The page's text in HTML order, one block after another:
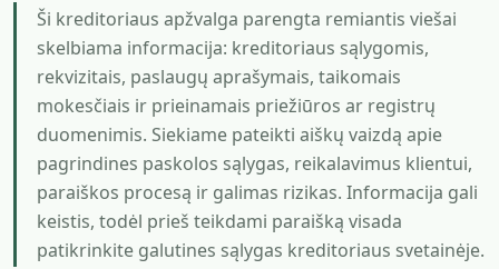
Ši kreditoriaus apžvalga parengta remiantis viešai
skelbiama informacija: kreditoriaus sąlygomis,
rekvizitais, paslaugų aprašymais, taikomais
mokesčiais ir prieinamais priežiūros ar registrų
duomenimis. Siekiame pateikti aiškų vaizdą apie
pagrindines paskolos sąlygas, reikalavimus klientui,
paraiškos procesą ir galimas rizikas. Informacija gali
keistis, todėl prieš teikdami paraišką visada
patikrinkite galutines sąlygas kreditoriaus svetainėje.